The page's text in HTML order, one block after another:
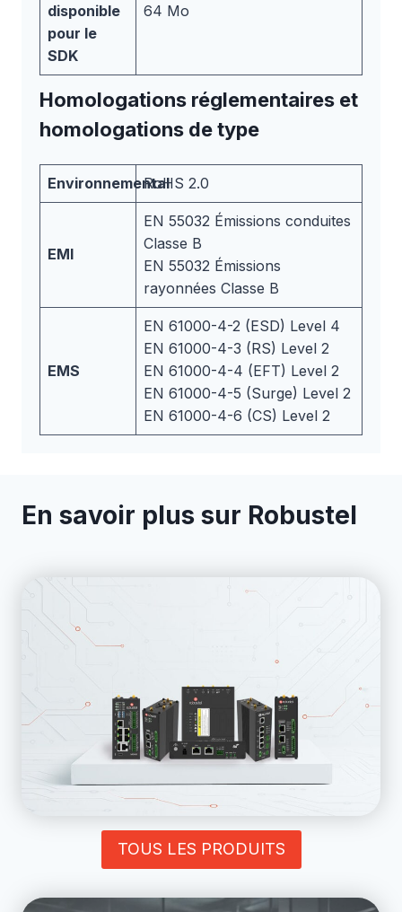
disponible
pour le
SDK
64 Mo
Homologations réglementaires et
homologations de type
EnvironnementalRoHS 2.0
EMI
EN 55032 Émissions conduites
Classe B
EN 55032 Émissions
rayonnées Classe B
EMS
EN 61000-4-2 (ESD) Level 4
EN 61000-4-3 (RS) Level 2
EN 61000-4-4 (EFT) Level 2
EN 61000-4-5 (Surge) Level 2
EN 61000-4-6 (CS) Level 2
En savoir plus sur Robustel
TOUS LES PRODUITS